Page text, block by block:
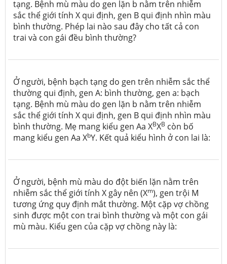
tạng. Bệnh mù màu do gen lặn b nằm trên nhiễm
sắc thể giới tính X qui định, gen B qui định nhìn màu
bình thường. Phép lai nào sau đây cho tất cả con
trai và con gái đều bình thường?
Ở người, bệnh bạch tạng do gen trên nhiễm sắc thể
thường qui định, gen A: bình thường, gen a: bạch
tạng. Bệnh mù màu do gen lặn b nằm trên nhiễm
sắc thể giới tính X qui định, gen B qui định nhìn màu
bình thường. Mẹ mang kiểu gen Aa XBXB còn bố
mang kiểu gen Aa XbY. Kết quả kiểu hình ở con lai là:
Ở người, bệnh mù màu do đột biến lặn nằm trên
nhiễm sắc thể giới tính X gây nên (Xm), gen trội M
tương ứng quy định mắt thường. Một cặp vợ chồng
sinh được một con trai bình thường và một con gái
mù màu. Kiểu gen của cặp vợ chồng này là: